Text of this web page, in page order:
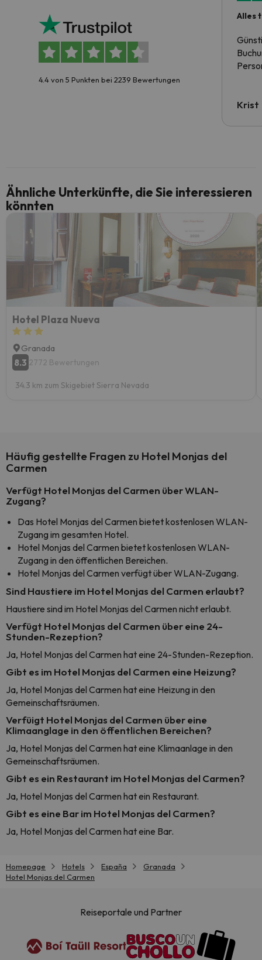
4.4 von 5 Punkten bei 2239 Bewertungen
Alles
Krist
Ähnliche Unterkünfte, die Sie interessieren
könnten
Hotel Plaza Nueva
Granada
8.3 2772 Bewertungen
34.3 km zum Skigebiet Sierra Nevada
Häufig gestellte Fragen zu Hotel Monjas del
Carmen
Verfügt Hotel Monjas del Carmen über WLAN-
Zugang?
Das Hotel Monjas del Carmen bietet kostenlosen WLAN-
Zugang im gesamten Hotel.
Hotel Monjas del Carmen bietet kostenlosen WLAN-
Zugang in den öffentlichen Bereichen.
Hotel Monjas del Carmen verfügt über WLAN-Zugang.
Sind Haustiere im Hotel Monjas del Carmen erlaubt?
Haustiere sind im Hotel Monjas del Carmen nicht erlaubt.
Verfügt Hotel Monjas del Carmen über eine 24-
Stunden-Rezeption?
Ja, Hotel Monjas del Carmen hat eine 24-Stunden-Rezeption.
Gibt es im Hotel Monjas del Carmen eine Heizung?
Ja, Hotel Monjas del Carmen hat eine Heizung in den
Gemeinschaftsräumen.
Verfüigt Hotel Monjas del Carmen über eine
Klimaanglage in den öffentlichen Bereichen?
Ja, Hotel Monjas del Carmen hat eine Klimaanlage in den
Gemeinschaftsräumen.
Gibt es ein Restaurant im Hotel Monjas del Carmen?
Ja, Hotel Monjas del Carmen hat ein Restaurant.
Gibt es eine Bar im Hotel Monjas del Carmen?
Ja, Hotel Monjas del Carmen hat eine Bar.
Homepage Hotels España
Granada
Hotel Monjas del Carmen
Reiseportale und Partner